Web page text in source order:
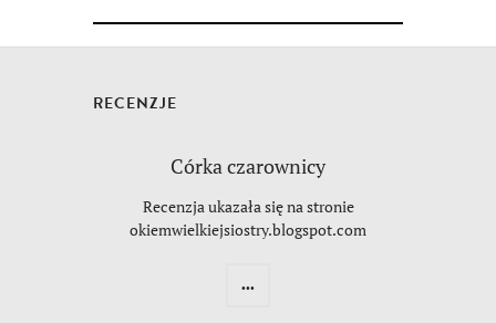
RECENZJE
Córka czarownicy
Recenzja ukazała się na stronie
okiemwielkiejsiostry.blogspot.com
...